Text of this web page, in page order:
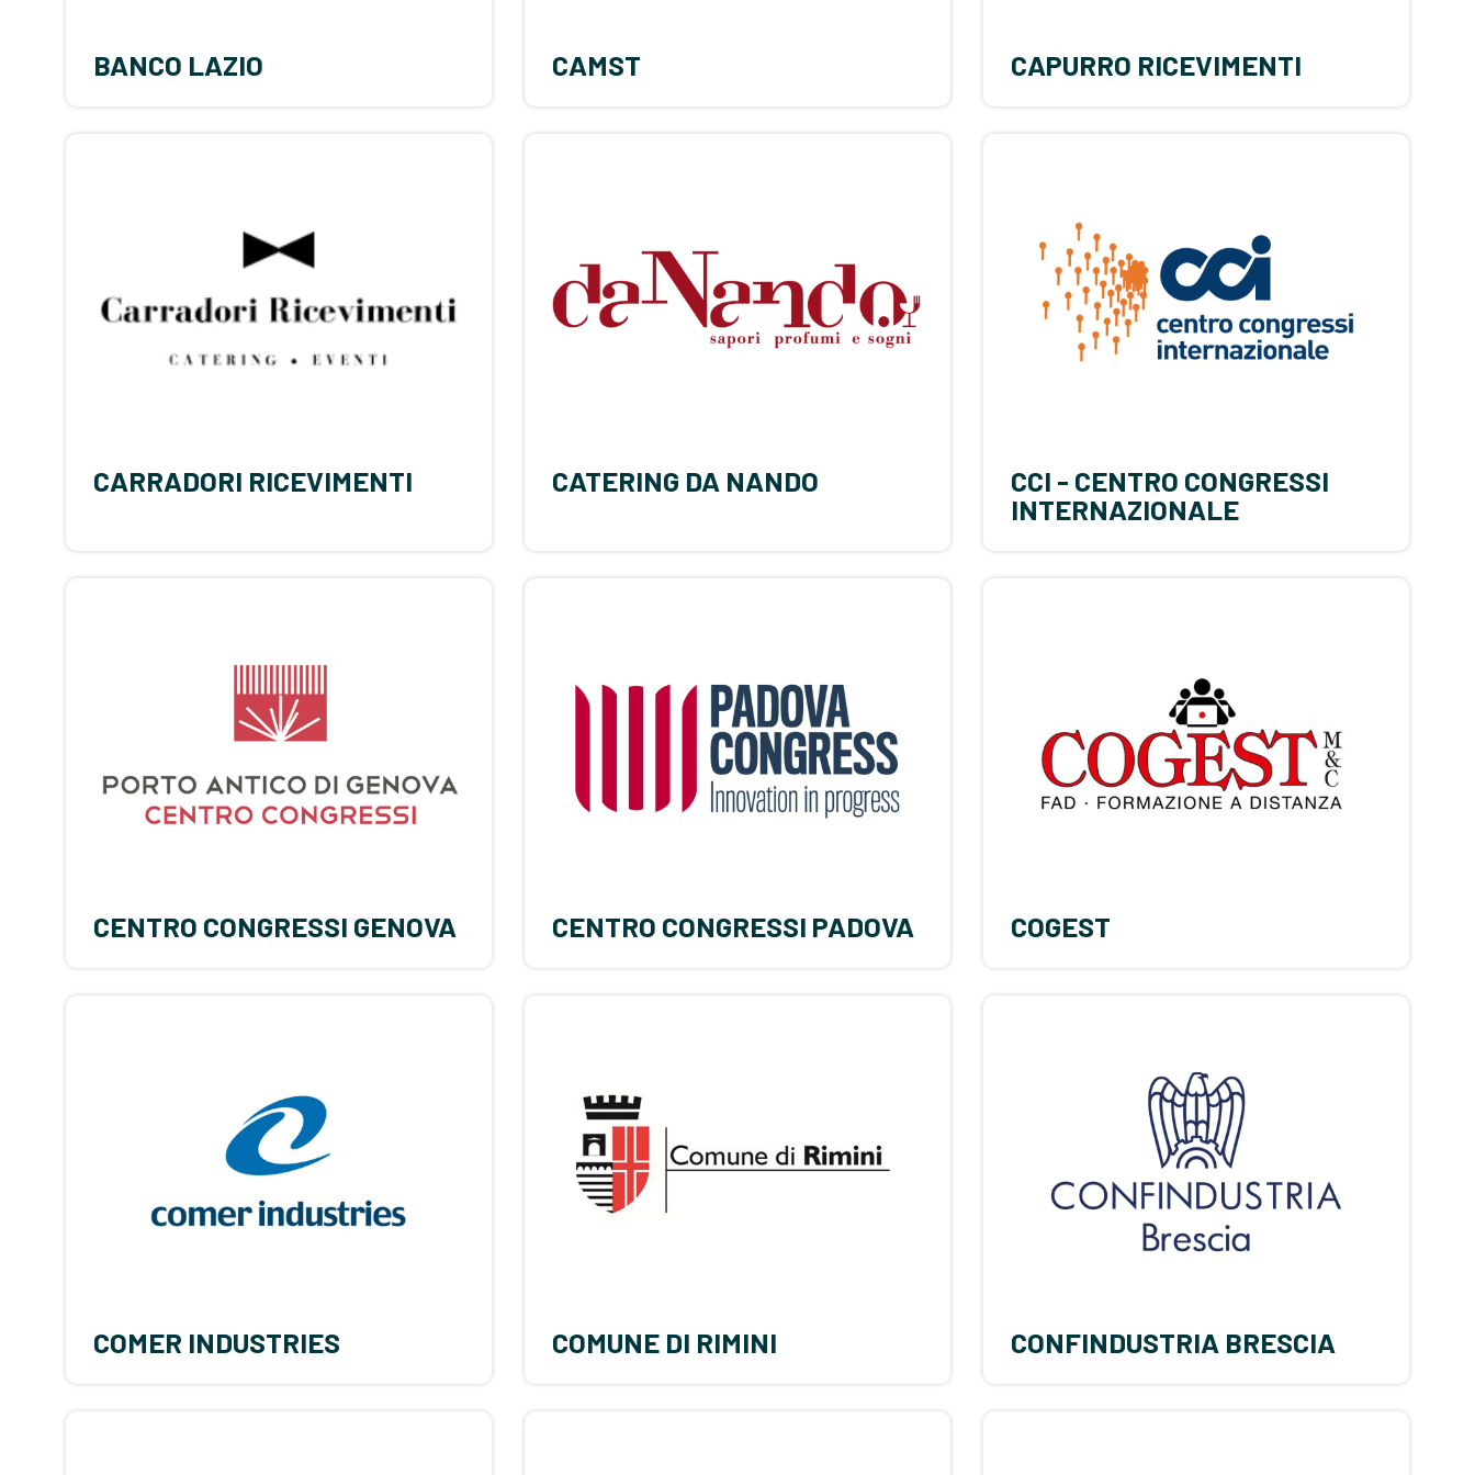
BANCO LAZIO CAMST CAPURRO RICEVIMENTI
CARRADORI RICEVIMENTI CATERING DA NANDO
CCI - CENTRO CONGRESSI
INTERNAZIONALE
CENTRO CONGRESSI GENOVA CENTRO CONGRESSI PADOVA COGEST
COMER INDUSTRIES COMUNE DI RIMINI CONFINDUSTRIA BRESCIA